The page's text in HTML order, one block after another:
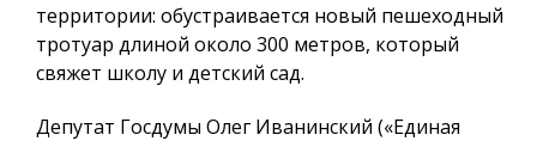
территории: обустраивается новый пешеходный
тротуар длиной около 300 метров, который
свяжет школу и детский сад.
Депутат Госдумы Олег Иванинский («Единая